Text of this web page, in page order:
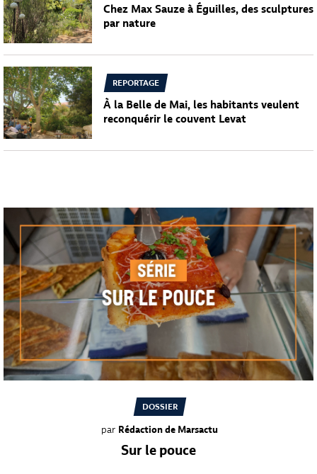
Chez Max Sauze à Éguilles, des sculptures
par nature
REPORTAGE
À la Belle de Mai, les habitants veulent
reconquérir le couvent Levat
DOSSIER
par Rédaction de Marsactu
Sur le pouce